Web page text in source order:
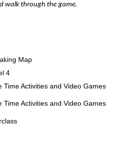
walk through the game.
Map
4
Time Activities and Video Games
Time Activities and Video Games